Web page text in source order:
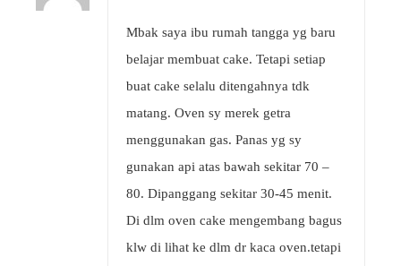
Mbak saya ibu rumah tangga yg baru
belajar membuat cake. Tetapi setiap
buat cake selalu ditengahnya tdk
matang. Oven sy merek getra
menggunakan gas. Panas yg sy
gunakan api atas bawah sekitar 70 –
80. Dipanggang sekitar 30-45 menit.
Di dlm oven cake mengembang bagus
klw di lihat ke dlm dr kaca oven.tetapi